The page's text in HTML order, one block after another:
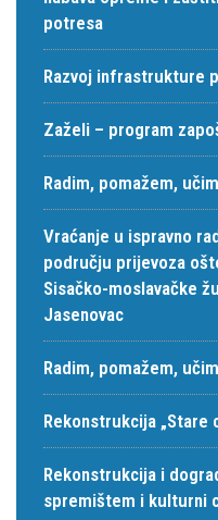
potresa
Razvoj infrastrukture
Zaželi – program
Radim, pomažem,
Vraćanje u ispravno
području prijevoza
Sisačko-moslavačke
Jasenovac
Radim, pomažem,
Rekonstrukcija „Stare
Rekonstrukcija i
spremištem i kulturni